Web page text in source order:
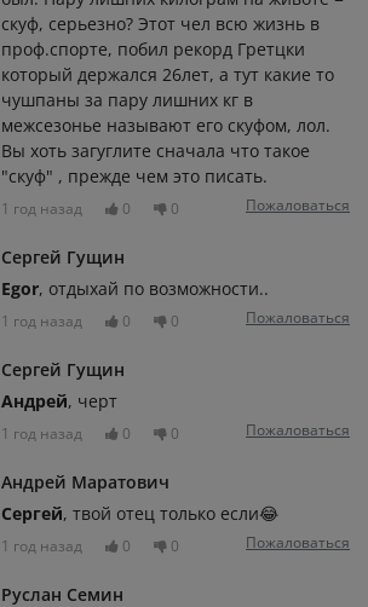
скуф, серьезно? Этот чел всю жизнь в
проф.спорте, побил рекорд Гретцки
который держался 26лет, а тут какие то
чушпаны за пару лишних кг в
межсезонье называют его скуфом, лол.
Вы хоть загуглите сначала что такое
"скуф" , прежде чем это писать.
1 год назад 0 0 Пожаловаться
Сергей Гущин
Egor, отдыхай по возможности..
1 год назад 0 0 Пожаловаться
Сергей Гущин
Андрей, черт
1 год назад 0 0 Пожаловаться
Андрей Маратович
Сергей, твой отец только если😂
1 год назад 0 0 Пожаловаться
Руслан Семин